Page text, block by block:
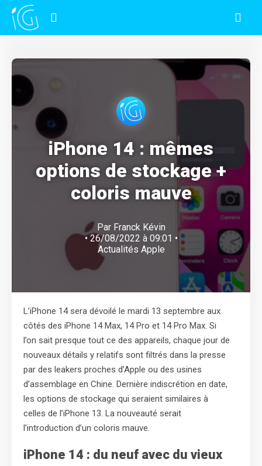
iPhone 14 : mêmes
options de stockage +
coloris mauve
Par Franck Kévin
• 26/08/2022 à 09:01 •
Actualités Apple
L’iPhone 14 sera dévoilé le mardi 13 septembre aux
côtés des iPhone 14 Max, 14 Pro et 14 Pro Max. Si
l’on sait presque tout ce des appareils, chaque jour de
nouveaux détails y relatifs sont filtrés dans la presse
par des leakers proches d’Apple ou des usines
d’assemblage en Chine. Dernière indiscrétion en date,
les options de stockage qui seraient similaires à
celles de l’iPhone 13. La nouveauté serait
l’introduction d’un coloris mauve.
iPhone 14 : du neuf avec du vieux